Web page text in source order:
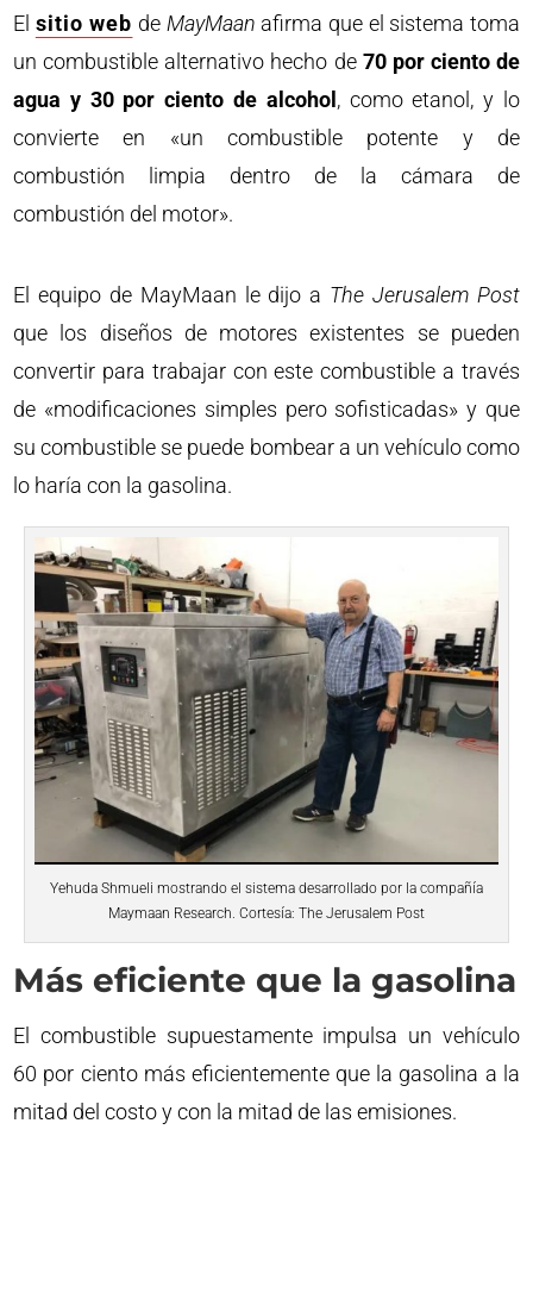
El sitio web de MayMaan afirma que el sistema toma
un combustible alternativo hecho de 70 por ciento de
agua y 30 por ciento de alcohol, como etanol, y lo
convierte en «un combustible potente y de
combustión limpia dentro de la cámara de
combustión del motor».
El equipo de MayMaan le dijo a The Jerusalem Post
que los diseños de motores existentes se pueden
convertir para trabajar con este combustible a través
de «modificaciones simples pero sofisticadas» y que
su combustible se puede bombear a un vehículo como
lo haría con la gasolina.
Yehuda Shmueli mostrando el sistema desarrollado por la compañía
Maymaan Research. Cortesía: The Jerusalem Post
Más eficiente que la gasolina
El combustible supuestamente impulsa un vehículo
60 por ciento más eficientemente que la gasolina a la
mitad del costo y con la mitad de las emisiones.